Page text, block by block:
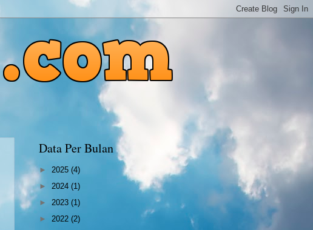
Data Per Bulan
► 2025 (4)
► 2024 (1)
► 2023 (1)
► 2022 (2)